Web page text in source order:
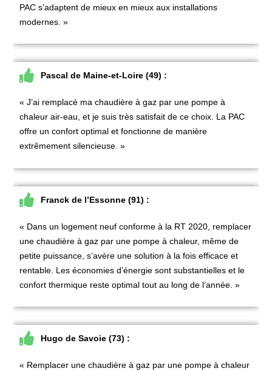
PAC s’adaptent de mieux en mieux aux installations
modernes. »
Pascal de Maine-et-Loire (49) :
« J’ai remplacé ma chaudière à gaz par une pompe à
chaleur air-eau, et je suis très satisfait de ce choix. La PAC
offre un confort optimal et fonctionne de manière
extrêmement silencieuse. »
Franck de l’Essonne (91) :
« Dans un logement neuf conforme à la RT 2020, remplacer
une chaudière à gaz par une pompe à chaleur, même de
petite puissance, s’avère une solution à la fois efficace et
rentable. Les économies d’énergie sont substantielles et le
confort thermique reste optimal tout au long de l’année. »
Hugo de Savoie (73) :
« Remplacer une chaudière à gaz par une pompe à chaleur